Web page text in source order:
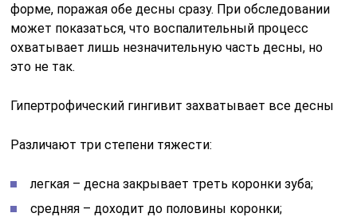
форме, поражая обе десны сразу. При обследовании
может показаться, что воспалительный процесс
охватывает лишь незначительную часть десны, но
это не так.
Гипертрофический гингивит захватывает все десны
Различают три степени тяжести:
легкая – десна закрывает треть коронки зуба;
средняя – доходит до половины коронки;